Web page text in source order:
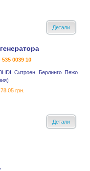
Детали
535 0039 10
Ситроен Берлинго Пежо
грн.
Детали